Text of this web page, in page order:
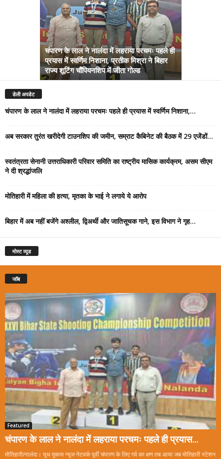
चंपारण के लाल ने नालंदा में लहराया परचमः पहले ही
प्रयास में स्वर्णिम निशाना, प्रतीक मिश्रा ने बिहार
राज्य शूटिंग चौंपियनशिप में जीता गोल्ड
डेली अपडेट
चंपारण के लाल ने नालंदा में लहराया परचमः पहले ही प्रयास में स्वर्णिम निशाना,...
अब सरकार तुरंत खरीदेगी टाउनशिप की जमीन, सम्राट कैबिनेट की बैठक में 29 एजेंडों...
स्वतंत्रता सेनानी उत्तराधिकारी परिवार समिति का राष्ट्रीय मासिक कार्यक्रम, असम सीएम
ने दी श्रद्धांजलि
मोतिहारी में महिला की हत्या, मृतका के भाई ने लगाये ये आरोप
बिहार में अब नहीं बजेंगे अश्लील, द्विअर्थी और जातिसूचक गाने, इस विभाग ने गृह...
मोस्ट व्यूड
जॉब
Featured
चंपारण के लाल ने नालंदा में लहराया परचमः पहले ही प्रयास...
मोतिहारी/नालंदा। यूथ मुकाम न्यूज नेटवर्क पूर्वी चंपारण के लिए गर्व का क्षण तब आया जब मोतिहारी स्टेशन